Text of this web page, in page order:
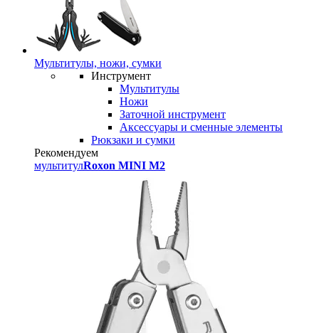
Мультитулы, ножи, сумки
Инструмент
Мультитулы
Ножи
Заточной инструмент
Аксессуары и сменные элементы
Рюкзаки и сумки
Рекомендуем
мультитулRoxon MINI M2